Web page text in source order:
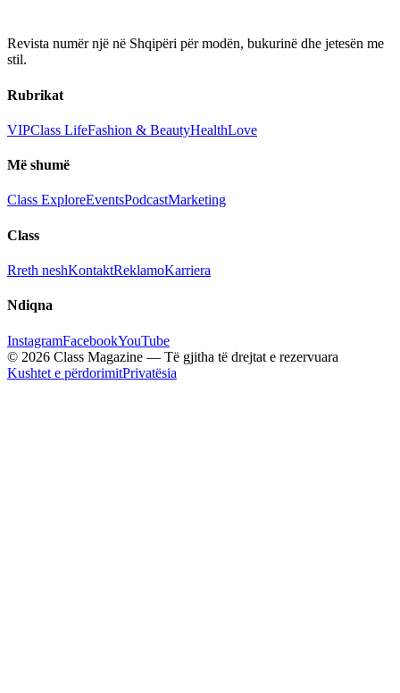
Revista numër një në Shqipëri për modën, bukurinë dhe jetesën me
stil.
Rubrikat
VIPClass LifeFashion & BeautyHealthLove
Më shumë
Class ExploreEventsPodcastMarketing
Class
Rreth neshKontaktReklamoKarriera
Ndiqna
InstagramFacebookYouTube
© 2026 Class Magazine — Të gjitha të drejtat e rezervuara
Kushtet e përdorimitPrivatësia